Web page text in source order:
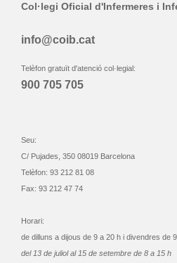
Col·legi Oficial d'Infermeres i
info@coib.cat
Telèfon gratuït d'atenció col·legial:
900 705 705
Seu:
C/ Pujades, 350 08019 Barcelona
Telèfon: 93 212 81 08
Fax: 93 212 47 74
Horari:
de dilluns a dijous de 9 a 20 h i divendres de
del 13 de juliol al 15 de setembre de 8 a 15 h